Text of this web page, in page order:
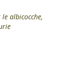
albicocche,